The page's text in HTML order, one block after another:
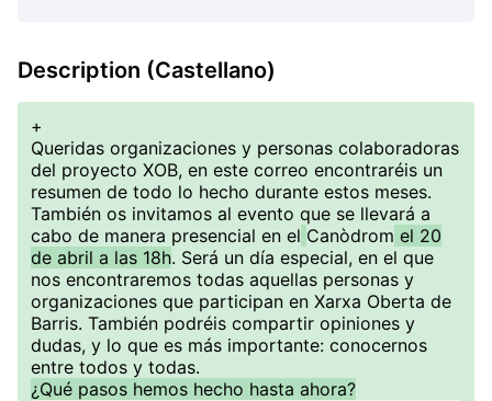
Description (Castellano)
+
Queridas organizaciones y personas colaboradoras
del proyecto XOB, en este correo encontraréis un
resumen de todo lo hecho durante estos meses.
También os invitamos al evento que se llevará a
cabo de manera presencial en el Canòdrom el 20
de abril a las 18h. Será un día especial, en el que
nos encontraremos todas aquellas personas y
organizaciones que participan en Xarxa Oberta de
Barris. También podréis compartir opiniones y
dudas, y lo que es más importante: conocernos
entre todos y todas.
¿Qué pasos hemos hecho hasta ahora?